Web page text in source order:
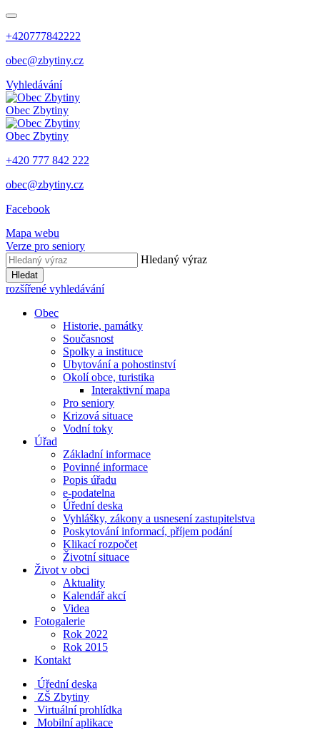
+420777842222
obec@zbytiny.cz
Vyhledávání
Obec Zbytiny
Obec Zbytiny
+420 777 842 222
obec@zbytiny.cz
Facebook
Mapa webu
Verze pro seniory
Hledaný výraz
Hledat
rozšířené vyhledávání
Obec
Historie, památky
Současnost
Spolky a instituce
Ubytování a pohostinství
Okolí obce, turistika
Interaktivní mapa
Pro seniory
Krizová situace
Vodní toky
Úřad
Základní informace
Povinné informace
Popis úřadu
e-podatelna
Úřední deska
Vyhlášky, zákony a usnesení zastupitelstva
Poskytování informací, příjem podání
Klikací rozpočet
Životní situace
Život v obci
Aktuality
Kalendář akcí
Videa
Fotogalerie
Rok 2022
Rok 2015
Kontakt
Úřední deska
ZŠ Zbytiny
Virtuální prohlídka
Mobilní aplikace